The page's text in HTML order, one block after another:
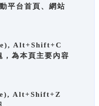
平台首頁、網站
Alt+Shift+C
為本頁主要內容
Alt+Shift+Z